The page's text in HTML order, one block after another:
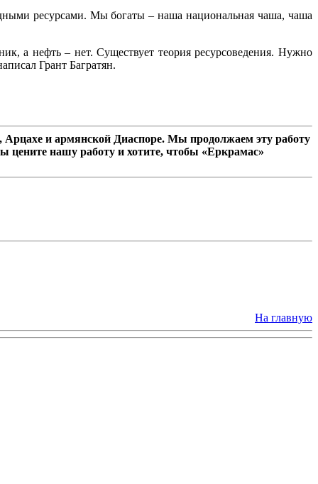
ресурсами. Мы богаты – наша национальная чаша, чаша
а нефть – нет. Существует теория ресурсоведения. Нужно
Грант Багратян.
и армянской Диаспоре. Мы продолжаем эту работу
цените нашу работу и хотите, чтобы «Еркрамас»
На главную